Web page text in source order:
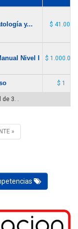
y... $ 41.000
Nivel I $ 1.000.000
$ 1
de 3. .
»